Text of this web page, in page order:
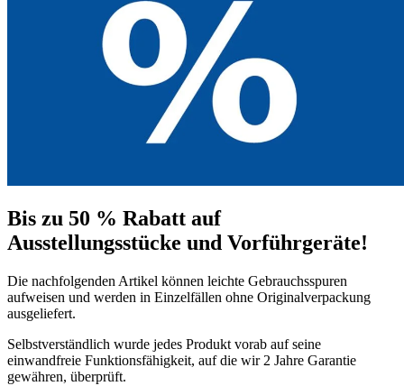
Bis zu 50 % Rabatt auf
Ausstellungsstücke und Vorführgeräte!
Die nachfolgenden Artikel können leichte Gebrauchsspuren
aufweisen und werden in Einzelfällen ohne Originalverpackung
ausgeliefert.
Selbstverständlich wurde jedes Produkt vorab auf seine
einwandfreie Funktionsfähigkeit, auf die wir 2 Jahre Garantie
gewähren, überprüft.